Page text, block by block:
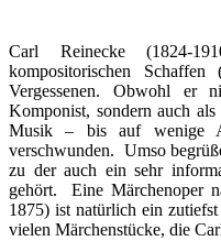
Carl Reinecke (1824-
kompositorischen
Vergessenen. Obwohl er
Komponist, sondern auch
Musik – bis auf wenige
verschwunden. Umso
zu der auch ein sehr
gehört. Eine Märchenoper
1875) ist natürlich ein
vielen Märchenstücke, die